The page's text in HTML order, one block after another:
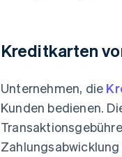
Kreditkarten
Unternehmen, die
Kunden bedienen.